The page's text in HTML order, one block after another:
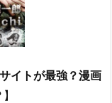
イトが最強？漫画
】